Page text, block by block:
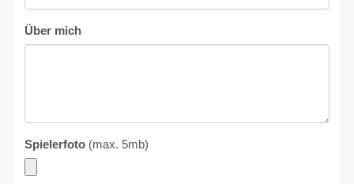
Über mich
Spielerfoto (max. 5mb)